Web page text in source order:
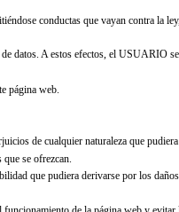
conductas que vayan contra la
datos. A estos efectos, el USUARIO
página web.
de cualquier naturaleza que
se ofrezcan.
que pudiera derivarse por los